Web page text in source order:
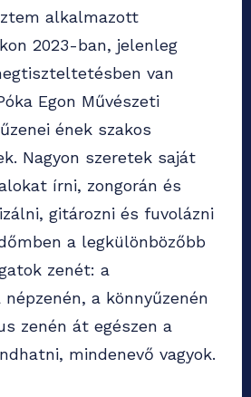
alkalmazott
2023-ban, jelenleg
van
Egon Művészeti
ének szakos
Nagyon szeretek saját
írni, zongorán és
gitározni és fuvolázni
a legkülönbözőbb
zenét: a
a könnyűzenén
zenén át egészen a
mindenevő vagyok.